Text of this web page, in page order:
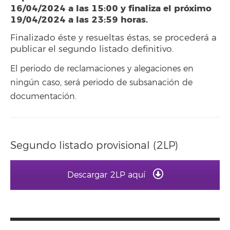
16/04/2024 a las 15:00 y finaliza el próximo
19/04/2024 a las 23:59 horas.
Finalizado éste y resueltas éstas, se procederá a
publicar el segundo listado definitivo.
El periodo de reclamaciones y alegaciones en
ningún caso, será periodo de subsanación de
documentación.
Segundo listado provisional (2LP)
Descargar 2LP aquí